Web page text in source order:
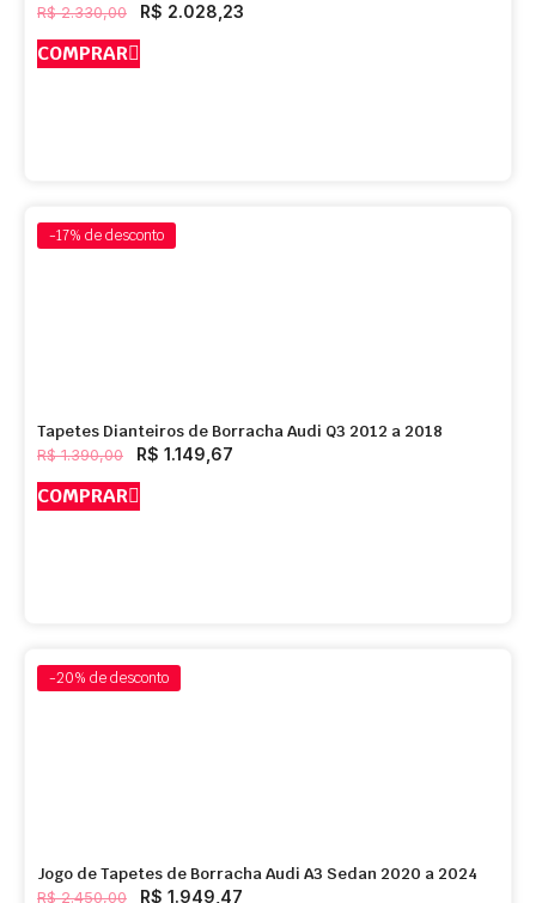
R$2.330,00 R$ 2.028,23
COMPRAR
-17% de desconto
Tapetes Dianteiros de Borracha Audi Q3 2012 a 2018
R$1.390,00 R$ 1.149,67
COMPRAR
-20% de desconto
Jogo de Tapetes de Borracha Audi A3 Sedan 2020 a 2024
R$2.450,00 R$ 1.949,47